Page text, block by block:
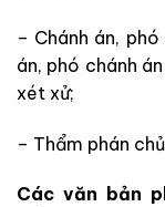
– Chánh án,
án, phó chánh
xét xử;
– Thẩm phán
Các văn bản